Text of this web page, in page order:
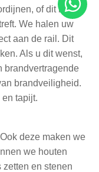
of dit nu
We halen uw
aan de rail. Dit
Als u dit wenst,
brandvertragende
brandveiligheid.
tapijt.
deze maken we
we houten
en stenen